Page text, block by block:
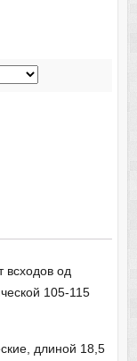
всходов од
105-115
длиной 18,5